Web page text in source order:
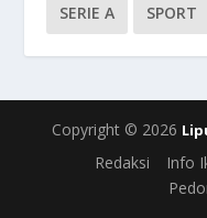
SERIE A SPORT
Copyright © 2026
Redaksi
Info